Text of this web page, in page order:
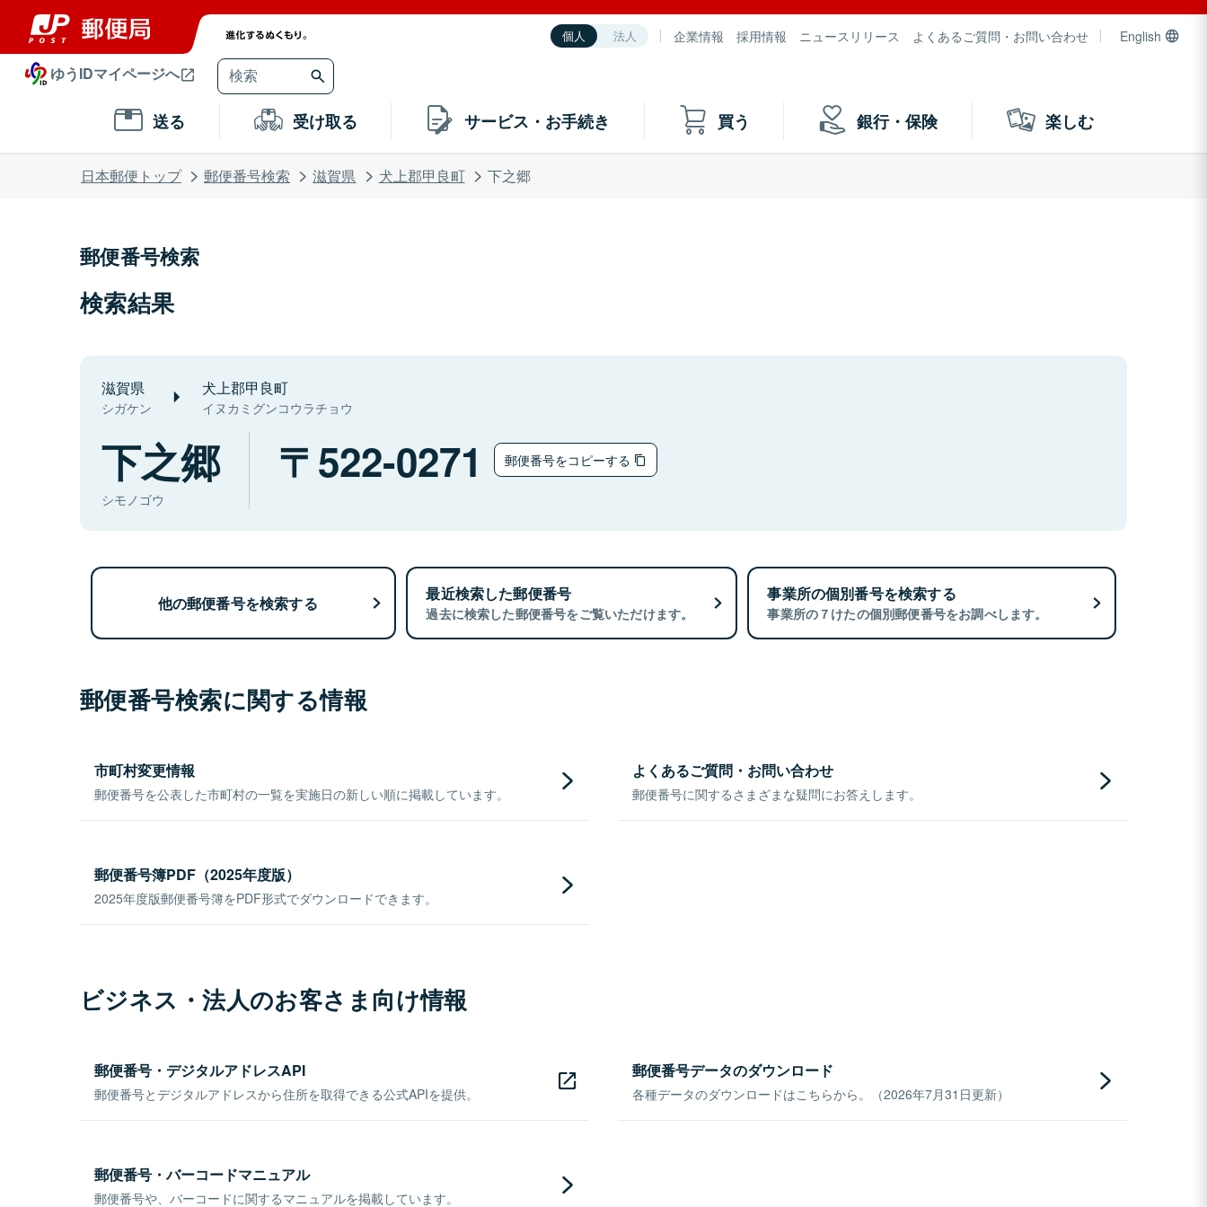
個人 法人 企業情報 採用情報 ニュースリリース よくあるご質問・お問い合わせ English
ゆうIDマイページへ
送る 受け取る サービス・お手続き 買う 銀行・保険 楽しむ
日本郵便トップ 郵便番号検索 滋賀県 犬上郡甲良町 下之郷
郵便番号検索
検索結果
滋賀県
シガケン
犬上郡甲良町
イヌカミグンコウラチョウ
下之郷
シモノゴウ
522-0271 郵便番号をコピーする
他の郵便番号を検索する 最近検索した郵便番号
過去に検索した郵便番号をご覧いただけます。
事業所の個別番号を検索する
事業所の７けたの個別郵便番号をお調べします。
郵便番号検索に関する情報
市町村変更情報
郵便番号を公表した市町村の一覧を実施日の新しい順に掲載しています。
よくあるご質問・お問い合わせ
郵便番号に関するさまざまな疑問にお答えします。
郵便番号簿PDF（2025年度版）
2025年度版郵便番号簿をPDF形式でダウンロードできます。
ビジネス・法人のお客さま向け情報
郵便番号・デジタルアドレスAPI
郵便番号とデジタルアドレスから住所を取得できる公式APIを提供。
郵便番号データのダウンロード
各種データのダウンロードはこちらから。（2026年7月31日更新）
郵便番号・バーコードマニュアル
郵便番号や、バーコードに関するマニュアルを掲載しています。